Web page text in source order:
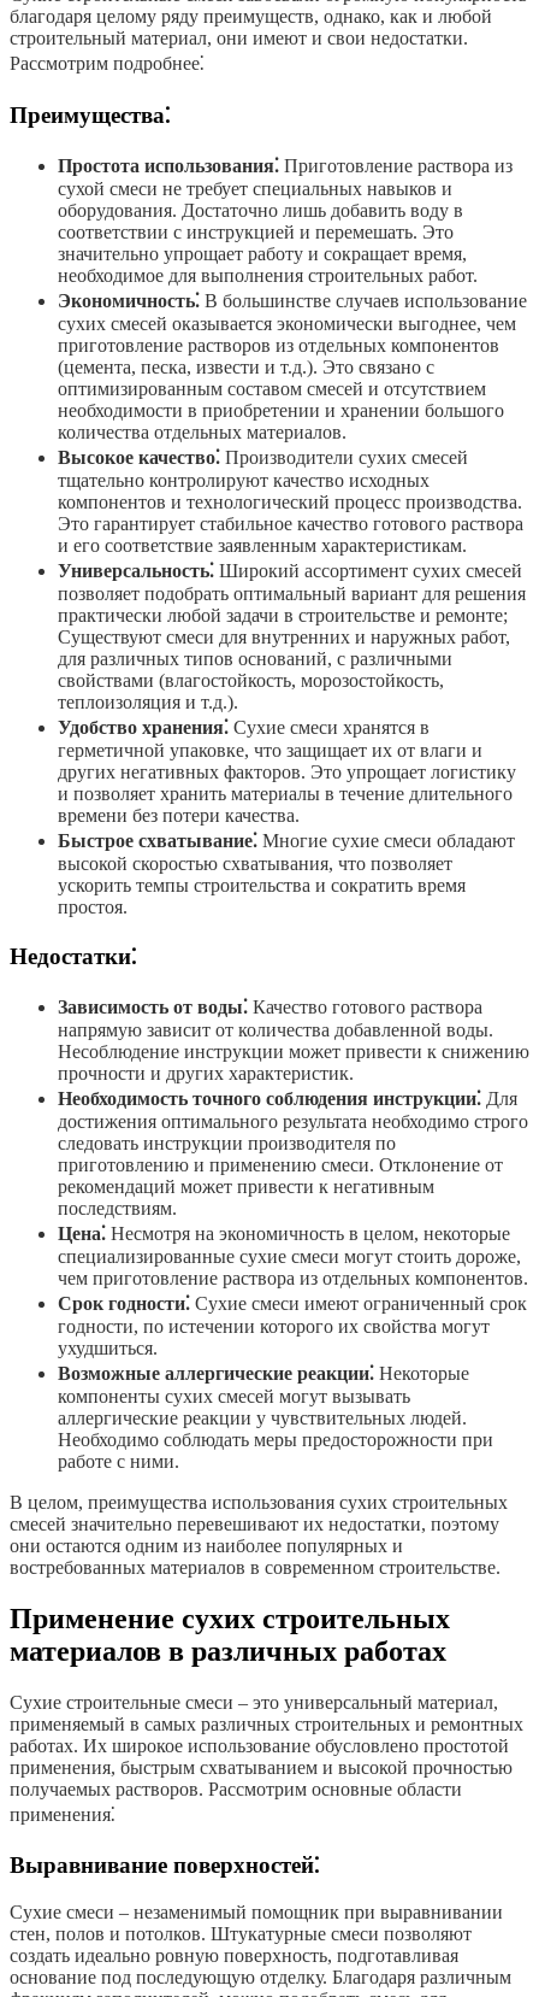
благодаря целому ряду преимуществ, однако, как и любой
строительный материал, они имеют и свои недостатки.
Рассмотрим подробнее⁚
Преимущества⁚
Простота использования⁚ Приготовление раствора из
сухой смеси не требует специальных навыков и
оборудования. Достаточно лишь добавить воду в
соответствии с инструкцией и перемешать. Это
значительно упрощает работу и сокращает время,
необходимое для выполнения строительных работ.
Экономичность⁚ В большинстве случаев использование
сухих смесей оказывается экономически выгоднее, чем
приготовление растворов из отдельных компонентов
(цемента, песка, извести и т.д.). Это связано с
оптимизированным составом смесей и отсутствием
необходимости в приобретении и хранении большого
количества отдельных материалов.
Высокое качество⁚ Производители сухих смесей
тщательно контролируют качество исходных
компонентов и технологический процесс производства.
Это гарантирует стабильное качество готового раствора
и его соответствие заявленным характеристикам.
Универсальность⁚ Широкий ассортимент сухих смесей
позволяет подобрать оптимальный вариант для решения
практически любой задачи в строительстве и ремонте;
Существуют смеси для внутренних и наружных работ,
для различных типов оснований, с различными
свойствами (влагостойкость, морозостойкость,
теплоизоляция и т.д.).
Удобство хранения⁚ Сухие смеси хранятся в
герметичной упаковке, что защищает их от влаги и
других негативных факторов. Это упрощает логистику
и позволяет хранить материалы в течение длительного
времени без потери качества.
Быстрое схватывание⁚ Многие сухие смеси обладают
высокой скоростью схватывания, что позволяет
ускорить темпы строительства и сократить время
простоя.
Недостатки⁚
Зависимость от воды⁚ Качество готового раствора
напрямую зависит от количества добавленной воды.
Несоблюдение инструкции может привести к снижению
прочности и других характеристик.
Необходимость точного соблюдения инструкции⁚ Для
достижения оптимального результата необходимо строго
следовать инструкции производителя по
приготовлению и применению смеси. Отклонение от
рекомендаций может привести к негативным
последствиям.
Цена⁚ Несмотря на экономичность в целом, некоторые
специализированные сухие смеси могут стоить дороже,
чем приготовление раствора из отдельных компонентов.
Срок годности⁚ Сухие смеси имеют ограниченный срок
годности, по истечении которого их свойства могут
ухудшиться.
Возможные аллергические реакции⁚ Некоторые
компоненты сухих смесей могут вызывать
аллергические реакции у чувствительных людей.
Необходимо соблюдать меры предосторожности при
работе с ними.
В целом, преимущества использования сухих строительных
смесей значительно перевешивают их недостатки, поэтому
они остаются одним из наиболее популярных и
востребованных материалов в современном строительстве.
Применение сухих строительных
материалов в различных работах
Сухие строительные смеси – это универсальный материал,
применяемый в самых различных строительных и ремонтных
работах. Их широкое использование обусловлено простотой
применения, быстрым схватыванием и высокой прочностью
получаемых растворов. Рассмотрим основные области
применения⁚
Выравнивание поверхностей⁚
Сухие смеси – незаменимый помощник при выравнивании
стен, полов и потолков. Штукатурные смеси позволяют
создать идеально ровную поверхность, подготавливая
основание под последующую отделку. Благодаря различным